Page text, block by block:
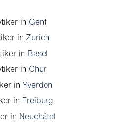
in Genf
in Zurich
in Basel
in Chur
in Yverdon
in Freiburg
in Neuchâtel